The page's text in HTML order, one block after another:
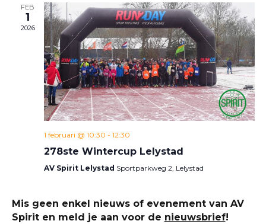
FEB
1
2026
1 februari @ 10:30 - 12:30
278ste Wintercup Lelystad
AV Spirit Lelystad Sportparkweg 2, Lelystad
Mis geen enkel nieuws of evenement van AV
Spirit en meld je aan voor de nieuwsbrief!